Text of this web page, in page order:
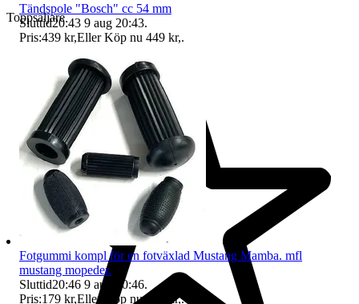
Toppsäljare
Tändspole "Bosch" cc 54 mm
Sluttid20:43 9 aug 20:43.
Pris:439 kr,Eller Köp nu 449 kr,.
Fotgummi kompl för en fotväxlad Mustang Mamba. mfl
mustang mopeder.
Sluttid20:46 9 aug 20:46.
Pris:179 kr,Eller Köp nu 185 kr,.